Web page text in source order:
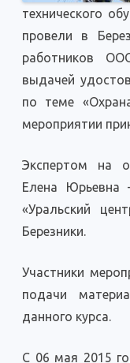
технического
провели в
работников
выдачей
по теме
мероприятии
Экспертом на
Елена Юрьевна
«Уральский
Березники.
Участники
подачи
данного курса.
С 06 мая 2015